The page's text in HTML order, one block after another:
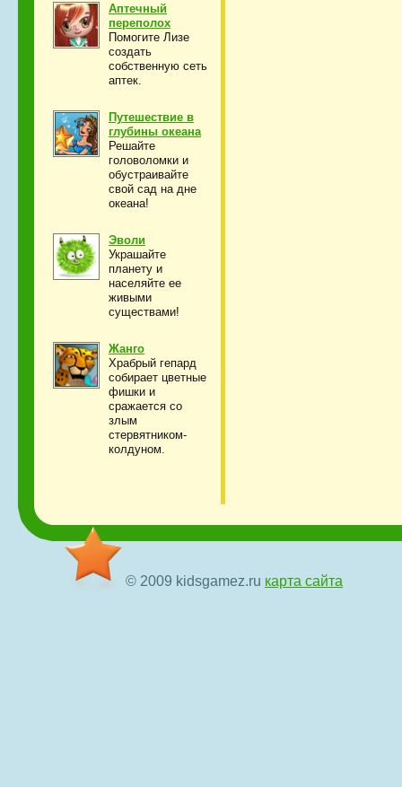
Аптечный
переполох
Помогите Лизе
создать
собственную сеть
аптек.
Путешествие в
глубины океана
Решайте
головоломки и
обустраивайте
свой сад на дне
океана!
Эволи
Украшайте
планету и
населяйте ее
живыми
существами!
Жанго
Храбрый гепард
собирает цветные
фишки и
сражается со
злым
стервятником-
колдуном.
© 2009 kidsgamez.ru карта сайта